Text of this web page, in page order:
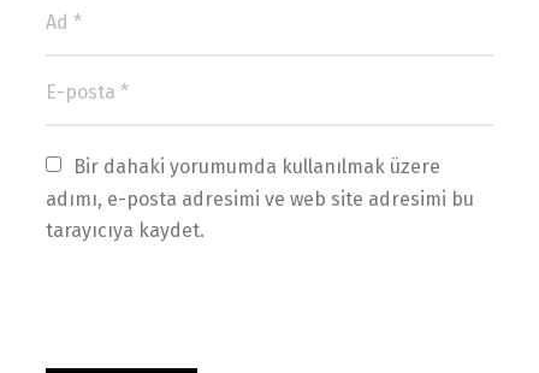
Bir dahaki yorumumda kullanılmak üzere
adımı, e-posta adresimi ve web site adresimi bu
tarayıcıya kaydet.